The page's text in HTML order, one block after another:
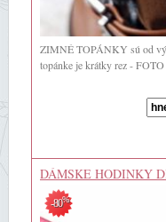
ZIMNÉ TOPÁNKY sú od
topánke je krátky rez - FOTO
DÁMSKE HODINKY
-80%